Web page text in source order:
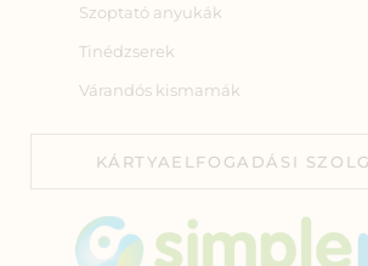
Szoptató anyukák
Tinédzserek
Várandós kismamák
KÁRTYAELFOGADÁSI